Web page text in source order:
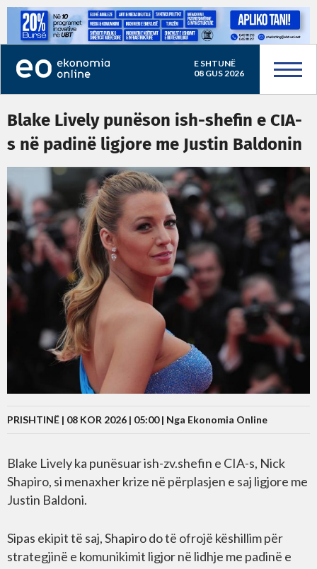
E SHTUNË
08 GUS 2026
Blake Lively punëson ish-shefin e CIA-
s në padinë ligjore me Justin Baldonin
PRISHTINË | 08 KOR 2026 | 05:00 | Nga Ekonomia Online
Blake Lively ka punësuar ish-zv.shefin e CIA-s, Nick
Shapiro, si menaxher krize në përplasjen e saj ligjore me
Justin Baldoni.
Sipas ekipit të saj, Shapiro do të ofrojë këshillim për
strategjinë e komunikimit ligjor në lidhje me padinë e